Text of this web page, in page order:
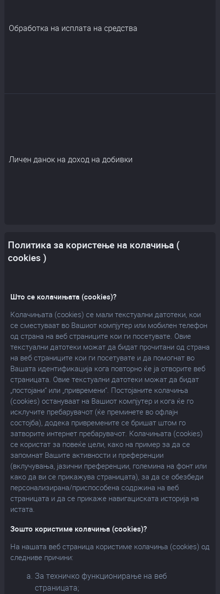
Обработка на исплата на средства
Личен данок на доход на добивки
Политика за користење на колачиња (
cookies )
Што се колачињата (cookies)?
Колачињата (cookies) се мали текстуални датотеки, кои
се сместуваат во Вашиот компјутер или мобилен телефон
од страна на веб страниците кои ги посетувате. Овие
текстуални датотеки можат да бидат прочитани од страна
на веб страниците кои ги посетувате и да помогнат во
Вашата идентификација кога повторно ќе ја отворите веб
страницата. Овие текстуални датотеки можат да бидат
„постојани“ или „привремени“. Постојаните колачиња
(cookies) остануваат на Вашиот компјутер и кога ќе го
исклучите пребарувачот (ќе преминете во офлајн
состојба), додека привремените се бришат штом го
затворите интернет пребарувачот. Колачињата (cookies)
се користат за повеќе цели, како на пример за да се
запомнат Вашите активности и преференции
(вклучувања, јазични преференции, големина на фонт или
како да ви се прикажува страницата), за да се обезбеди
персонализирана/приспособена содржина на веб
страницата и да се прикаже навигациската историја на
истата.
Зошто користиме колачиња (cookies)?
На нашата веб страница користиме колачиња (cookies) од
следниве причини:
За техничко функционирање на веб
страницата;